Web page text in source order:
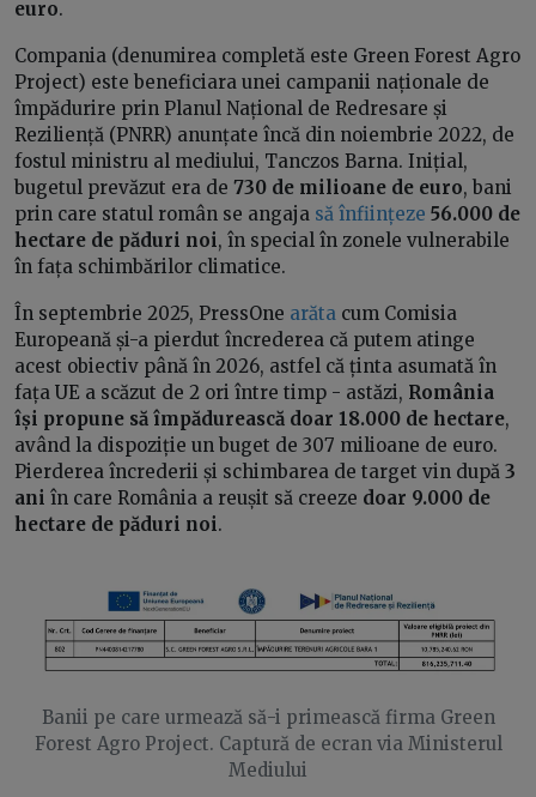
euro.
Compania (denumirea completă este Green Forest Agro
Project) este beneficiara unei campanii naționale de
împădurire prin Planul Național de Redresare și
Reziliență (PNRR) anunțate încă din noiembrie 2022, de
fostul ministru al mediului, Tanczos Barna. Inițial,
bugetul prevăzut era de 730 de milioane de euro, bani
prin care statul român se angaja să înfințeze 56.000 de
hectare de păduri noi, în special în zonele vulnerabile
în fața schimbărilor climatice.
În septembrie 2025, PressOne arăta cum Comisia
Europeană și-a pierdut încrederea că putem atinge
acest obiectiv până în 2026, astfel că ținta asumată în
fața UE a scăzut de 2 ori între timp - astăzi, România
își propune să împădurească doar 18.000 de hectare,
având la dispoziție un buget de 307 milioane de euro.
Pierderea încrederii și schimbarea de target vin după 3
ani în care România a reușit să creeze doar 9.000 de
hectare de păduri noi.
Banii pe care urmează să-i primească firma Green
Forest Agro Project. Captură de ecran via Ministerul
Mediului